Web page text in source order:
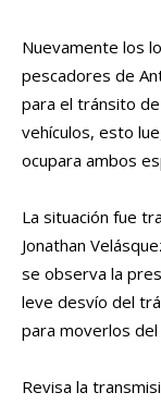
Nuevamente los
pescadores de
para el tránsito
vehículos, esto
ocupara ambos
La situación fue
Jonathan
se observa la
leve desvío del
para moverlos del
Revisa la